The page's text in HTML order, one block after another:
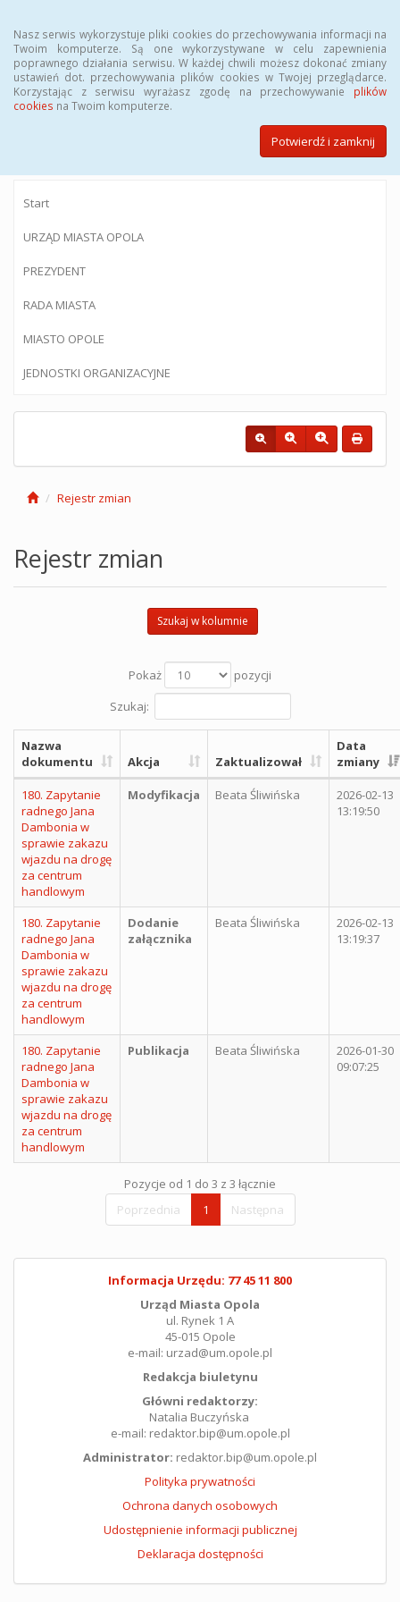
Nasz serwis wykorzystuje pliki cookies do przechowywania informacji na
Twoim komputerze. Są one wykorzystywane w celu zapewnienia
poprawnego działania serwisu. W każdej chwili możesz dokonać zmiany
ustawień dot. przechowywania plików cookies w Twojej przeglądarce.
Korzystając z serwisu wyrażasz zgodę na przechowywanie plików
cookies na Twoim komputerze.
Potwierdź i zamknij
BIULETYN INFORMACJI PUBLICZNEJ
Urzędu Miasta Opola
Start
URZĄD MIASTA OPOLA
PREZYDENT
RADA MIASTA
MIASTO OPOLE
JEDNOSTKI ORGANIZACYJNE
Rejestr zmian
Rejestr zmian
Szukaj w kolumnie
Pokaż
pozycji
Szukaj:
Nazwa
dokumentu
Akcja Zaktualizował
Data
zmiany
180. Zapytanie
radnego Jana
Dambonia w
sprawie zakazu
wjazdu na drogę
za centrum
handlowym
Modyfikacja Beata Śliwińska
2026-02-13
13:19:50
180. Zapytanie
radnego Jana
Dambonia w
sprawie zakazu
wjazdu na drogę
za centrum
handlowym
Dodanie
załącznika
Beata Śliwińska
2026-02-13
13:19:37
180. Zapytanie
radnego Jana
Dambonia w
sprawie zakazu
wjazdu na drogę
za centrum
handlowym
Publikacja Beata Śliwińska
2026-01-30
09:07:25
Pozycje od 1 do 3 z 3 łącznie
Poprzednia
1 Następna
Informacja Urzędu: 77 45 11 800
Urząd Miasta Opola
ul. Rynek 1 A
45-015 Opole
e-mail: urzad@um.opole.pl
Redakcja biuletynu
Główni redaktorzy:
Natalia Buczyńska
e-mail: redaktor.bip@um.opole.pl
Administrator: redaktor.bip@um.opole.pl
Polityka prywatności
Ochrona danych osobowych
Udostępnienie informacji publicznej
Deklaracja dostępności